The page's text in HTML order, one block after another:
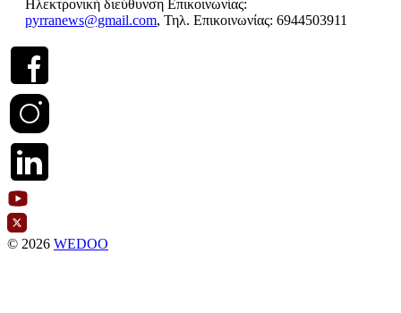
Ηλεκτρονική διεύθυνση Επικοινωνίας:
pyrranews@gmail.com, Τηλ. Επικοινωνίας: 6944503911
© 2026 WEDOO